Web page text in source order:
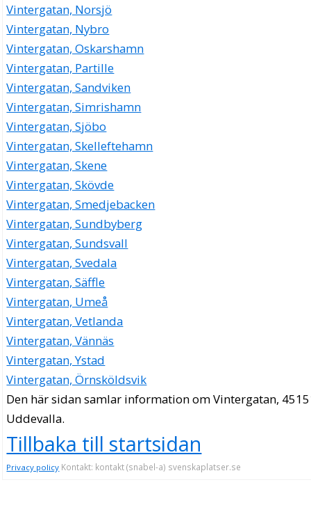
Vintergatan, Norsjö
Vintergatan, Nybro
Vintergatan, Oskarshamn
Vintergatan, Partille
Vintergatan, Sandviken
Vintergatan, Simrishamn
Vintergatan, Sjöbo
Vintergatan, Skelleftehamn
Vintergatan, Skene
Vintergatan, Skövde
Vintergatan, Smedjebacken
Vintergatan, Sundbyberg
Vintergatan, Sundsvall
Vintergatan, Svedala
Vintergatan, Säffle
Vintergatan, Umeå
Vintergatan, Vetlanda
Vintergatan, Vännäs
Vintergatan, Ystad
Vintergatan, Örnsköldsvik
Den här sidan samlar information om Vintergatan,
Uddevalla.
Tillbaka till startsidan
Privacy policy Kontakt: kontakt (snabel-a) svenskaplatser.se